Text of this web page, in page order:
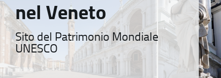
nel Veneto
Sito del Patrimonio Mondiale
UNESCO